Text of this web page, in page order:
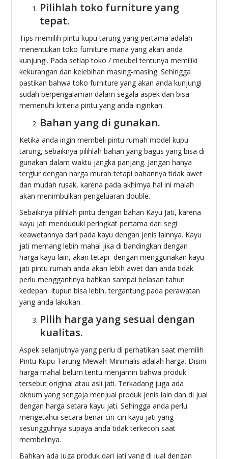
Pilihlah toko furniture yang
tepat.
Tips memilih pintu kupu tarung yang pertama adalah
menentukan toko furniture mana yang akan anda
kunjungi. Pada setiap toko / meubel tentunya memiliki
kekurangan dan kelebihan masing-masing. Sehingga
pastikan bahwa toko furniture yang akan anda kunjungi
sudah berpengalaman dalam segala aspek dan bisa
memenuhi kriteria pintu yang anda inginkan.
Bahan yang di gunakan.
Ketika anda ingin membeli pintu rumah model kupu
tarung, sebaiknya pilihlah bahan yang bagus yang bisa di
gunakan dalam waktu jangka panjang. Jangan hanya
tergiur dengan harga murah tetapi bahannya tidak awet
dan mudah rusak, karena pada akhirnya hal ini malah
akan menimbulkan pengeluaran double.
Sebaiknya pilihlah pintu dengan bahan Kayu Jati, karena
kayu jati menduduki peringkat pertama dari segi
keawetannya dari pada kayu dengan jenis lainnya. Kayu
jati memang lebih mahal jika di bandingkan dengan
harga kayu lain, akan tetapi dengan menggunakan kayu
jati pintu rumah anda akan lebih awet dan anda tidak
perlu menggantinya bahkan sampai belasan tahun
kedepan. Itupun bisa lebih, tergantung pada perawatan
yang anda lakukan.
Pilih harga yang sesuai dengan
kualitas.
Aspek selanjutnya yang perlu di perhatikan saat memilih
Pintu Kupu Tarung Mewah Minimalis adalah harga. Disini
harga mahal belum tentu menjamin bahwa produk
tersebut original atau asli jati. Terkadang juga ada
oknum yang sengaja menjual produk jenis lain dan di jual
dengan harga setara kayu jati. Sehingga anda perlu
mengetahui secara benar ciri-ciri kayu jati yang
sesungguhnya supaya anda tidak terkecoh saat
membelinya.
Bahkan ada juga produk dari jati yang di jual dengan